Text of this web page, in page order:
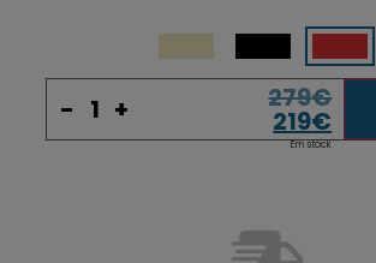
- + 279€
219€
Em stock